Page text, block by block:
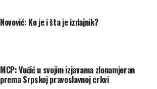
Novović: Ko je i šta je izdajnik?
MCP: Vučić u svojim izjavama zlonamjeran
prema Srpskoj pravoslavnoj crkvi